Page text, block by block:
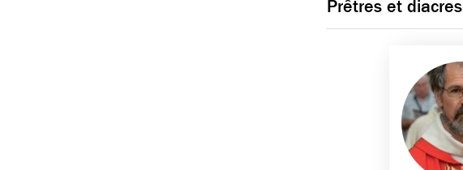
Prêtres et diacres